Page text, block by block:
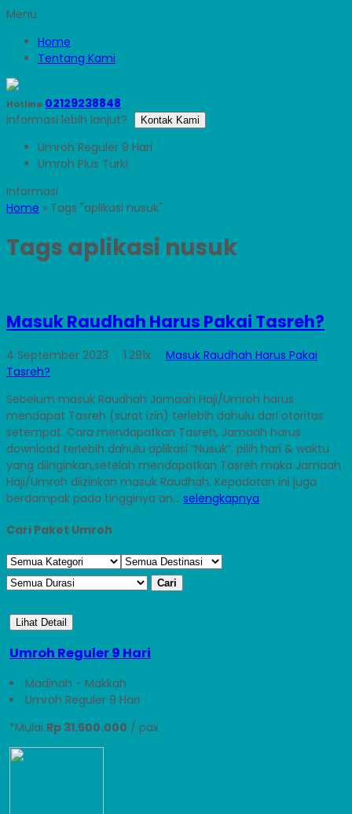
Menu
Home
Tentang Kami
Hotline 02129238848
Informasi lebih lanjut?
Kontak Kami
Umroh Reguler 9 Hari
Umroh Plus Turki
Home » Tags "aplikasi nusuk"
Tags aplikasi nusuk
Masuk Raudhah Harus Pakai Tasreh?
4 September 2023 1.291x
Masuk Raudhah Harus Pakai
Tasreh?
Sebelum masuk Raudhah Jamaah Haji/Umroh harus
mendapat Tasreh (surat izin) terlebih dahulu dari otoritas
setempat. Cara mendapatkan Tasreh, Jamaah harus
download terlebih dahulu aplikasi “Nusuk”, pilih hari & waktu
yang diinginkan,setelah mendapatkan Tasreh maka Jamaah
Haji/Umroh diizinkan masuk Raudhah. Kepadatan ini juga
berdampak pada tingginya an... selengkapnya
Cari Paket Umroh
Cari
Lihat Detail
Umroh Reguler 9 Hari
Madinah - Makkah
Umroh Reguler 9 Hari
*Mulai Rp 31.500.000 / pax